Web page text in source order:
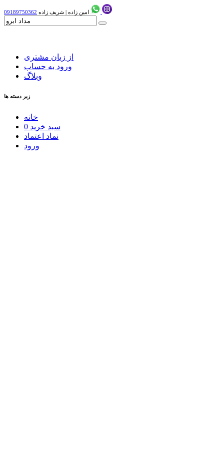
09189750362 امین زاده | شریف زاده
از زبان مشتری
ورود به حساب
وبلاگ
زیر دسته ها
خانه
0 سبد خرید
نماد اعتماد
ورود